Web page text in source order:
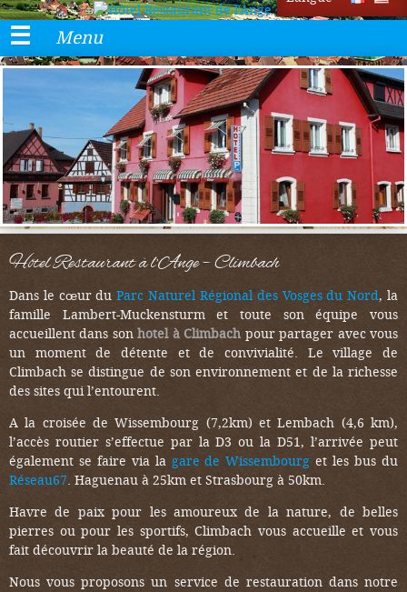
Menu
Hôtel Restaurant à l’Ange – Climbach
Dans le cœur duParc Naturel Régional des Vosges du Nord, la
famille Lambert-Muckensturm et toute son équipe vous
accueillent dans sonhotel à Climbach pour partager avec vous
un moment de détente et de convivialité. Le village de
Climbach se distingue de son environnement et de la richesse
des sites qui l’entourent.
A la croisée de Wissembourg (7,2km) et Lembach (4,6 km),
l’accès routier s’effectue par la D3 ou la D51, l’arrivée peut
également se faire via la gare de Wissembourg et les bus du
Réseau67. Haguenau à 25km et Strasbourg à 50km.
Havre de paix pour les amoureux de la nature, de belles
pierres ou pour les sportifs, Climbach vous accueille et vous
fait découvrir la beauté de la région.
Nous vous proposons un service de restauration dans notre